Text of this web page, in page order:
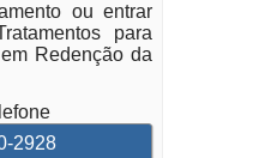
ou entrar
para
Redenção da
2928